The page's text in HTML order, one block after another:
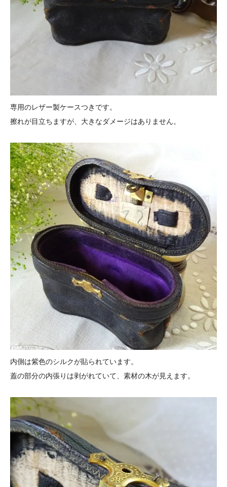
専用のレザー製ケースつきです。
擦れが目立ちますが、大きなダメージはありません。
内側は紫色のシルクが貼られています。
蓋の部分の内張りは剥がれていて、素材の木が見えます。